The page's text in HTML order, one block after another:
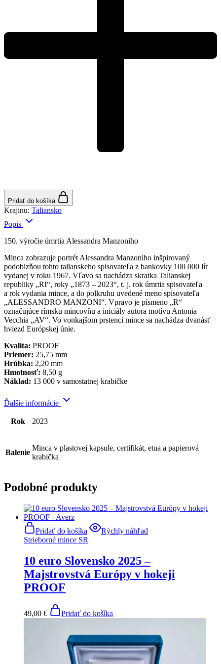
Pridať do košíka
Krajinu: Taliansko
Popis
150. výročie úmrtia Alessandra Manzoniho
Minca zobrazuje portrét Alessandra Manzoniho inšpirovaný
podobizňou tohto talianskeho spisovateľa z bankovky 100 000 lír
vydanej v roku 1967. Vľavo sa nachádza skratka Talianskej
republiky „RI“, roky „1873 – 2023“, t. j. rok úmrtia spisovateľa
a rok vydania mince, a do polkruhu uvedené meno spisovateľa
„ALESSANDRO MANZONI“. Vpravo je písmeno „R“
označujúce rímsku mincovňu a iniciály autora motívu Antonia
Vecchia „AV“. Vo vonkajšom prstenci mince sa nachádza dvanásť
hviezd Európskej únie.
Kvalita: PROOF
Priemer: 25,75 mm
Hrúbka: 2,20 mm
Hmotnosť: 8,50 g
Náklad: 13 000 v samostatnej krabičke
Ďalšie informácie
Rok 2023
Balenie
Minca v plastovej kapsule, certifikát, etua a papierová
krabička
Podobné produkty
Pridať do košíka
Rýchly náhľad
Strieborné mince SR
10 euro Slovensko 2025 –
Majstrovstvá Európy v hokeji
PROOF
49,00 € Pridať do košíka